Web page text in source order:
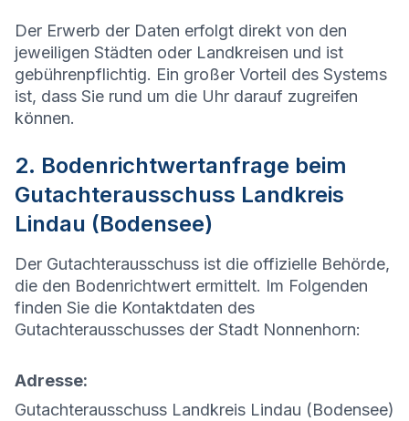
Der Erwerb der Daten erfolgt direkt von den
jeweiligen Städten oder Landkreisen und ist
gebührenpflichtig. Ein großer Vorteil des Systems
ist, dass Sie rund um die Uhr darauf zugreifen
können.
2. Bodenrichtwertanfrage beim
Gutachterausschuss Landkreis
Lindau (Bodensee)
Der Gutachterausschuss ist die offizielle Behörde,
die den Bodenrichtwert ermittelt. Im Folgenden
finden Sie die Kontaktdaten des
Gutachterausschusses der Stadt Nonnenhorn:
Adresse:
Gutachterausschuss Landkreis Lindau (Bodensee)